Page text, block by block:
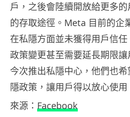
戶，之後會陸續開放給更多
的存取途徑。Meta 目前的企
在私隱方面並未獲得用戶信
政策變更甚至需要延長期限
今次推出私隱中心，他們也
隱政策，讓用戶得以放心使用
來源： Facebook